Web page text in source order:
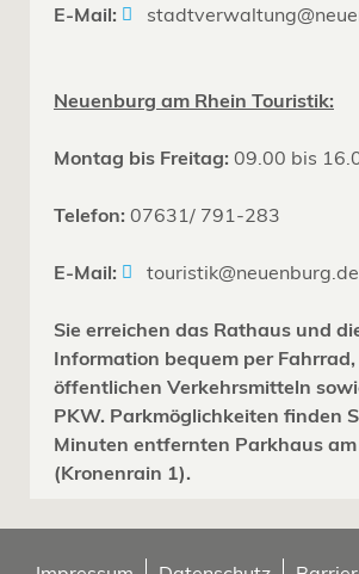
E-Mail:
Neuenburg am Rhein Touristik:
Montag bis Freitag: 09.00 bis
Telefon: 07631/ 791-283
E-Mail: touristik@neuenburg.de
Sie erreichen das Rathaus und
Information bequem per
öffentlichen Verkehrsmitteln
PKW. Parkmöglichkeiten finden
Minuten entfernten Parkhaus
(Kronenrain 1).